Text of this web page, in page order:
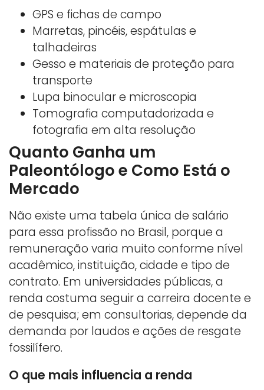
GPS e fichas de campo
Marretas, pincéis, espátulas e
talhadeiras
Gesso e materiais de proteção para
transporte
Lupa binocular e microscopia
Tomografia computadorizada e
fotografia em alta resolução
Quanto Ganha um
Paleontólogo e Como Está o
Mercado
Não existe uma tabela única de salário
para essa profissão no Brasil, porque a
remuneração varia muito conforme nível
acadêmico, instituição, cidade e tipo de
contrato. Em universidades públicas, a
renda costuma seguir a carreira docente e
de pesquisa; em consultorias, depende da
demanda por laudos e ações de resgate
fossilífero.
O que mais influencia a renda